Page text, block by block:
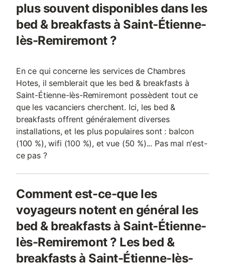
plus souvent disponibles dans les
bed & breakfasts à Saint-Étienne-
lès-Remiremont ?
En ce qui concerne les services de Chambres
Hotes, il semblerait que les bed & breakfasts à
Saint-Étienne-lès-Remiremont possèdent tout ce
que les vacanciers cherchent. Ici, les bed &
breakfasts offrent généralement diverses
installations, et les plus populaires sont : balcon
(100 %), wifi (100 %), et vue (50 %)... Pas mal n'est-
ce pas ?
Comment est-ce-que les
voyageurs notent en général les
bed & breakfasts à Saint-Étienne-
lès-Remiremont ? Les bed &
breakfasts à Saint-Étienne-lès-